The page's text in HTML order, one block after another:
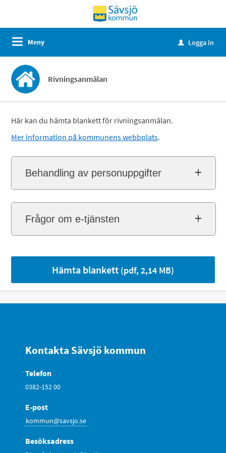
Meny u Logga in
Rivningsanmälan
Här kan du hämta blankett för rivningsanmälan.
Mer information på kommunens webbplats.
Behandling av personuppgifter
Frågor om e-tjänsten
Hämta blankett (pdf, 2,14 MB)
Kontakta Sävsjö kommun
Telefon
0382-152 00
E-post
kommun@savsjo.se
Besöksadress